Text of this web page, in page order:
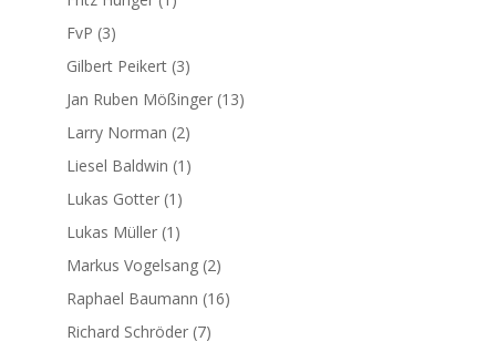
FvP (3)
Gilbert Peikert(3)
Jan Ruben Mößinger(13)
Larry Norman (2)
Liesel Baldwin (1)
Lukas Gotter(1)
Lukas Müller(1)
Markus Vogelsang(2)
Raphael Baumann (16)
Richard Schröder(7)